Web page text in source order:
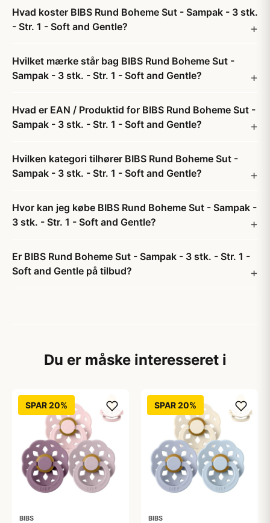
Hvad koster BIBS Rund Boheme Sut - Sampak - 3 stk.
- Str. 1 - Soft and Gentle?
Hvilket mærke står bag BIBS Rund Boheme Sut -
Sampak - 3 stk. - Str. 1 - Soft and Gentle?
Hvad er EAN / Produktid for BIBS Rund Boheme Sut -
Sampak - 3 stk. - Str. 1 - Soft and Gentle?
Hvilken kategori tilhører BIBS Rund Boheme Sut -
Sampak - 3 stk. - Str. 1 - Soft and Gentle?
Hvor kan jeg købe BIBS Rund Boheme Sut - Sampak -
3 stk. - Str. 1 - Soft and Gentle?
Er BIBS Rund Boheme Sut - Sampak - 3 stk. - Str. 1 -
Soft and Gentle på tilbud?
Du er måske interesseret i
SPAR 20%
BIBS
SPAR 20%
BIBS